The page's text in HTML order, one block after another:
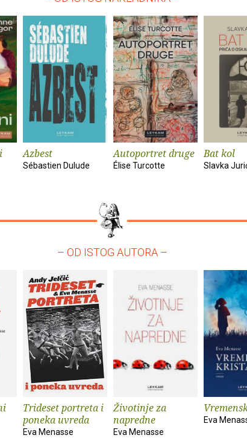
Azbest
Sébastien Dulude
Autoportret druge
Élise Turcotte
Bat kol
Slavka
– OD ISTOG AUTORA –
Trideset portreta i
poneka uvreda
Eva Menasse
Životinje za
napredne
Eva Menasse
Eva